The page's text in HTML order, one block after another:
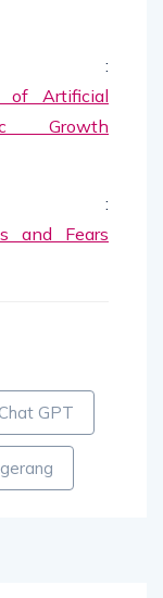
:
of Artificial
Growth
:
and Fears
Chat GPT